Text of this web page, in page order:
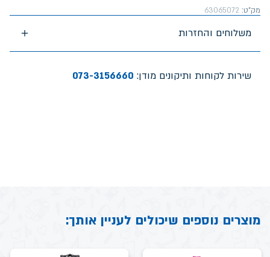
מק"ט: 63065072
משלוחים והחזרות
שירות לקוחות ותיקונים מודן: 073-3156660
מוצרים נוספים שיכולים לעניין אותך: